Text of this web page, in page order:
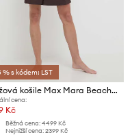
% s kódem: LST
Plážová košile Max Mara Beachwear
cena:
Kč
Běžná cena:4499 Kč
Nejnižší cena:2399 Kč